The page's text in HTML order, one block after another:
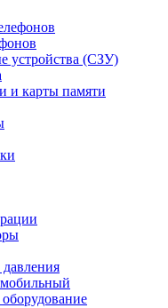
устройства (СЗУ)
и карты памяти